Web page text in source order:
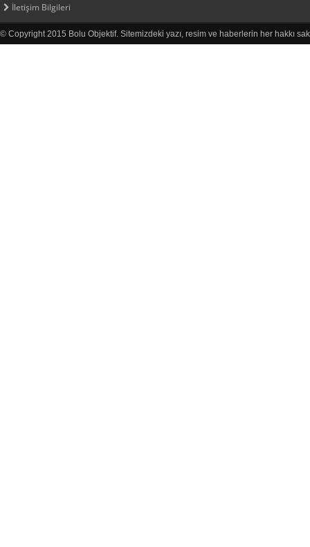
İletişim Bilgileri
© Copyright 2015 Bolu Objektif. Sitemizdeki yazı, resim ve haberlerin her hakkı